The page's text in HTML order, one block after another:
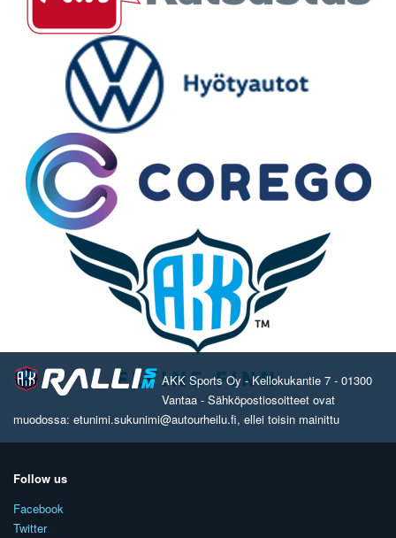
AKK Sports Oy - Kellokukantie 7 - 01300
Vantaa - Sähköpostiosoitteet ovat
muodossa: etunimi.sukunimi@autourheilu.fi, ellei toisin mainittu
Follow us
Facebook
Twitter